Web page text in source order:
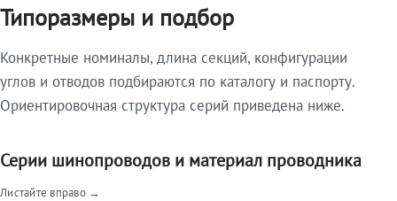
Типоразмеры и подбор
Конкретные номиналы, длина секций, конфигурации
углов и отводов подбираются по каталогу и паспорту.
Ориентировочная структура серий приведена ниже.
Серии шинопроводов и материал проводника
Листайте вправо →